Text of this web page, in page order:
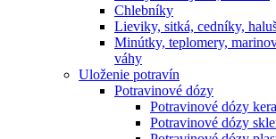
Chlebníky
Lieviky, sitká, cedníky,
Minútky, teplomery,
váhy
Uloženie potravín
Potravinové dózy
Potravinové dózy
Potravinové dózy